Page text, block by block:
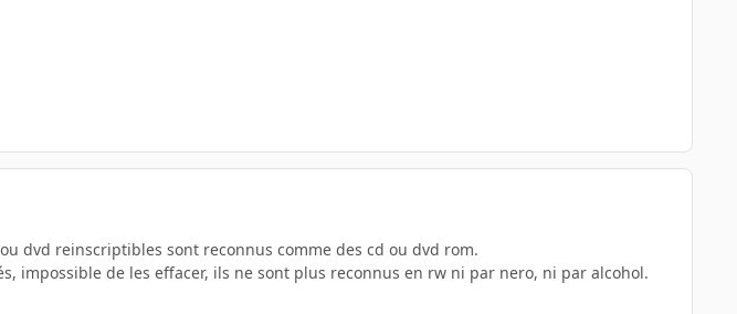
dvd reinscriptibles sont reconnus comme des cd ou dvd rom.
impossible de les effacer, ils ne sont plus reconnus en rw ni par nero, ni par alcohol.